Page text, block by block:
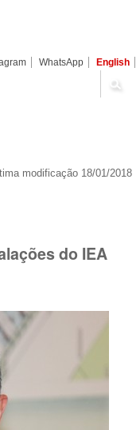
WhatsApp English
modificação18/01/2018
do IEA